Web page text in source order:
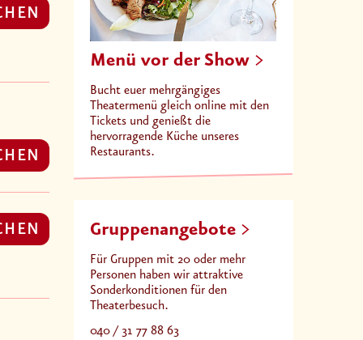
Menü vor der Show
Bucht euer mehrgängiges
Theatermenü gleich online mit den
Tickets und genießt die
hervorragende Küche unseres
Restaurants.
Gruppenangebote
Für Gruppen mit 20 oder mehr
Personen haben wir attraktive
Sonderkonditionen für den
Theaterbesuch.
040 / 31 77 88 63